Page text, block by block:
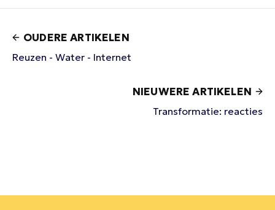
OUDERE ARTIKELEN
Reuzen - Water - Internet
NIEUWERE ARTIKELEN
Transformatie: reacties